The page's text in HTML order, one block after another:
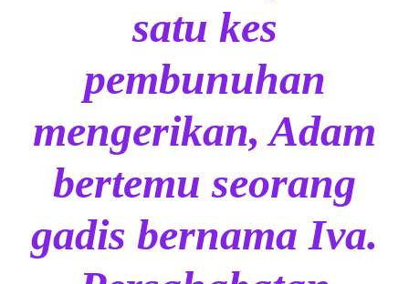
satu kes
pembunuhan
mengerikan, Adam
bertemu seorang
gadis bernama Iva.